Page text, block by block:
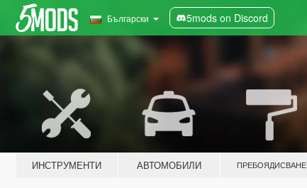
Български 5mods on Discord
ИНСТРУМЕНТИ АВТОМОБИЛИ ПРЕБОЯДИСВАНЕ